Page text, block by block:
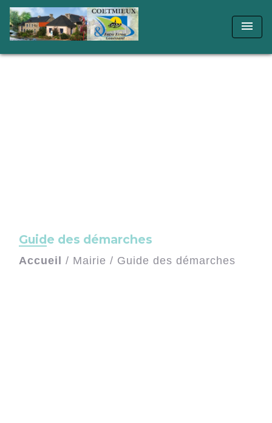
menu
Guide des démarches
Accueil / Mairie / Guide des démarches